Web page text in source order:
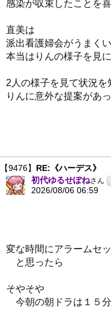
感染が収束したことを
直美は
派出看護婦会がうまく
本当はりんの様子を見
2人の様子を見て状況を
りんに意外な提案があ
【9476】 RE:《ハーデス》
初代ゆるせぽねさん
2026/08/06 06:59
変な時間にアラームセ
と思ったら
そやそや
今朝の朝ドラは１５